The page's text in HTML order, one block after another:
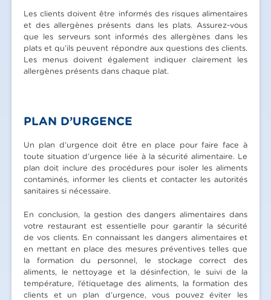
Les clients doivent être informés des risques alimentaires
et des allergènes présents dans les plats. Assurez-vous
que les serveurs sont informés des allergènes dans les
plats et qu’ils peuvent répondre aux questions des clients.
Les menus doivent également indiquer clairement les
allergènes présents dans chaque plat.
PLAN D’URGENCE
Un plan d’urgence doit être en place pour faire face à
toute situation d’urgence liée à la sécurité alimentaire. Le
plan doit inclure des procédures pour isoler les aliments
contaminés, informer les clients et contacter les autorités
sanitaires si nécessaire.
En conclusion, la gestion des dangers alimentaires dans
votre restaurant est essentielle pour garantir la sécurité
de vos clients. En connaissant les dangers alimentaires et
en mettant en place des mesures préventives telles que
la formation du personnel, le stockage correct des
aliments, le nettoyage et la désinfection, le suivi de la
température, l’étiquetage des aliments, la formation des
clients et un plan d’urgence, vous pouvez éviter les